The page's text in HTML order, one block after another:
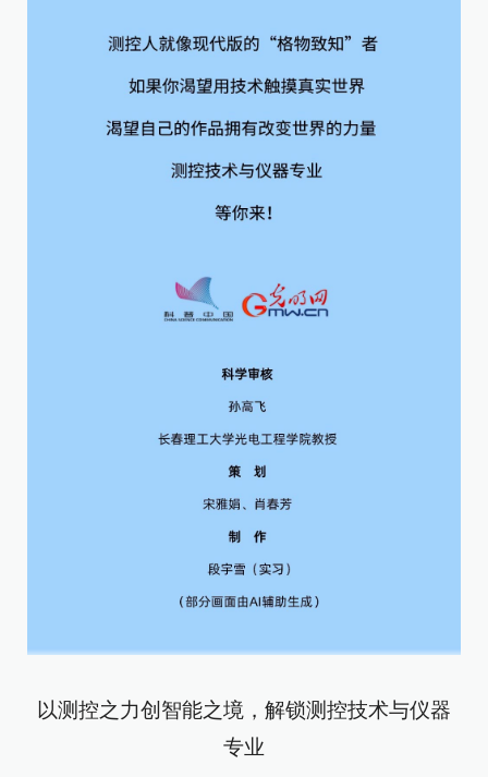
以测控之力创智能之境，解锁测控技术与仪器
专业